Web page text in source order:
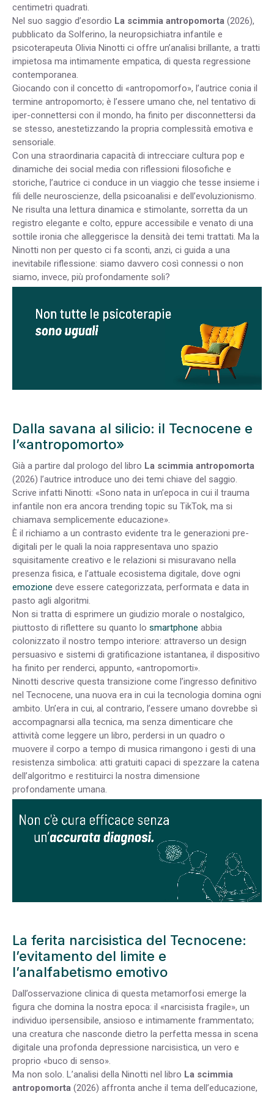
centimetri quadrati.
Nel suo saggio d’esordio La scimmia antropomorta (2026),
pubblicato da Solferino, la neuropsichiatra infantile e
psicoterapeuta Olivia Ninotti ci offre un’analisi brillante, a tratti
impietosa ma intimamente empatica, di questa regressione
contemporanea.
Giocando con il concetto di «antropomorfo», l’autrice conia il
termine antropomorto; è l’essere umano che, nel tentativo di
iper-connettersi con il mondo, ha finito per disconnettersi da
se stesso, anestetizzando la propria complessità emotiva e
sensoriale.
Con una straordinaria capacità di intrecciare cultura pop e
dinamiche dei social media con riflessioni filosofiche e
storiche, l’autrice ci conduce in un viaggio che tesse insieme i
fili delle neuroscienze, della psicoanalisi e dell’evoluzionismo.
Ne risulta una lettura dinamica e stimolante, sorretta da un
registro elegante e colto, eppure accessibile e venato di una
sottile ironia che alleggerisce la densità dei temi trattati. Ma la
Ninotti non per questo ci fa sconti, anzi, ci guida a una
inevitabile riflessione: siamo davvero così connessi o non
siamo, invece, più profondamente soli?
Dalla savana al silicio: il Tecnocene e
l’«antropomorto»
Già a partire dal prologo del libro La scimmia antropomorta
(2026) l’autrice introduce uno dei temi chiave del saggio.
Scrive infatti Ninotti: «Sono nata in un’epoca in cui il trauma
infantile non era ancora trending topic su TikTok, ma si
chiamava semplicemente educazione».
È il richiamo a un contrasto evidente tra le generazioni pre-
digitali per le quali la noia rappresentava uno spazio
squisitamente creativo e le relazioni si misuravano nella
presenza fisica, e l’attuale ecosistema digitale, dove ogni
emozione deve essere categorizzata, performata e data in
pasto agli algoritmi.
Non si tratta di esprimere un giudizio morale o nostalgico,
piuttosto di riflettere su quanto lo smartphone abbia
colonizzato il nostro tempo interiore: attraverso un design
persuasivo e sistemi di gratificazione istantanea, il dispositivo
ha finito per renderci, appunto, «antropomorti».
Ninotti descrive questa transizione come l’ingresso definitivo
nel Tecnocene, una nuova era in cui la tecnologia domina ogni
ambito. Un’era in cui, al contrario, l’essere umano dovrebbe sì
accompagnarsi alla tecnica, ma senza dimenticare che
attività come leggere un libro, perdersi in un quadro o
muovere il corpo a tempo di musica rimangono i gesti di una
resistenza simbolica: atti gratuiti capaci di spezzare la catena
dell’algoritmo e restituirci la nostra dimensione
profondamente umana.
La ferita narcisistica del Tecnocene:
l’evitamento del limite e
l’analfabetismo emotivo
Dall’osservazione clinica di questa metamorfosi emerge la
figura che domina la nostra epoca: il «narcisista fragile», un
individuo ipersensibile, ansioso e intimamente frammentato;
una creatura che nasconde dietro la perfetta messa in scena
digitale una profonda depressione narcisistica, un vero e
proprio «buco di senso».
Ma non solo. L’analisi della Ninotti nel libro La scimmia
antropomorta (2026) affronta anche il tema dell’educazione,